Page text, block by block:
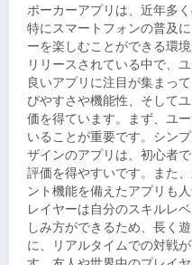
ポーカーアプリは、近年多
特にスマートフォンの普及
ーを楽しむことができる環
リリースされている中で、
良いアプリに注目が集まっ
びやすさや機能性、そして
価を得ています。まず、ユ
いることが重要です。シン
ザインのアプリは、初心者
評価を得やすいです。また
ント機能を備えたアプリも
レイヤーは自分のスキルレ
しみ方ができるため、長く
に、リアルタイムでの対戦